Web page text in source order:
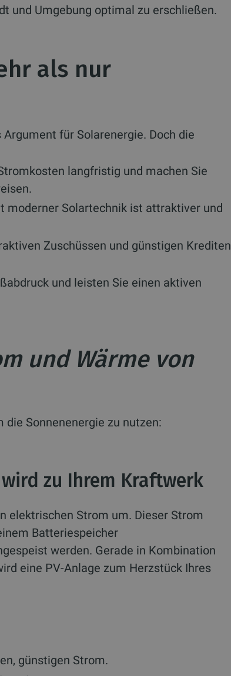
und Umgebung optimal zu erschließen.
als nur
für Solarenergie. Doch die
langfristig und machen Sie
moderner Solartechnik ist attraktiver und
Zuschüssen und günstigen Krediten
und leisten Sie einen aktiven
und Wärme von
Sonnenenergie zu nutzen:
zu Ihrem Kraftwerk
elektrischen Strom um. Dieser Strom
Batteriespeicher
werden. Gerade in Kombination
eine PV-Anlage zum Herzstück Ihres
günstigen Strom.